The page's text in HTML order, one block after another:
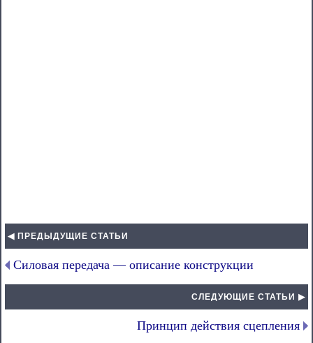
◀ ПРЕДЫДУЩИЕ СТАТЬИ
Силовая передача — описание конструкции
СЛЕДУЮЩИЕ СТАТЬИ ▶
Принцип действия сцепления